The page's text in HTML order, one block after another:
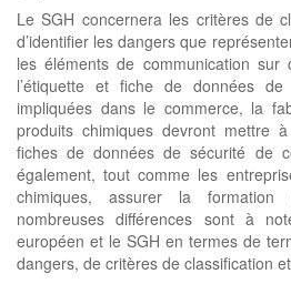
Le SGH concernera les critères de
d’identifier les dangers que
les éléments de communication
l’étiquette et fiche de données
impliquées dans le commerce, la
produits chimiques devront mettre
fiches de données de sécurité de
également, tout comme les
chimiques, assurer la
nombreuses différences sont à
européen et le SGH en termes de
dangers, de critères de classification